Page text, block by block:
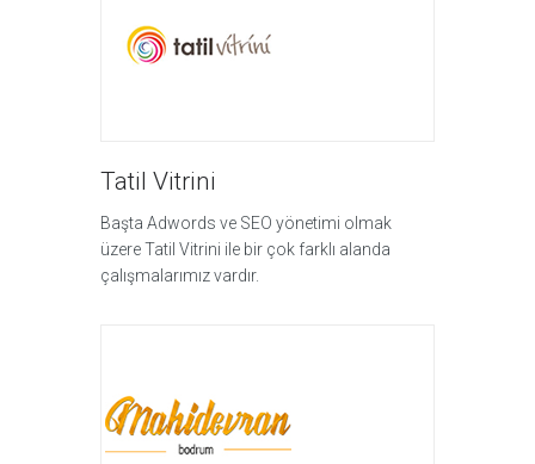
Tatil Vitrini
Başta Adwords ve SEO yönetimi olmak
üzere Tatil Vitrini ile bir çok farklı alanda
çalışmalarımız vardır.